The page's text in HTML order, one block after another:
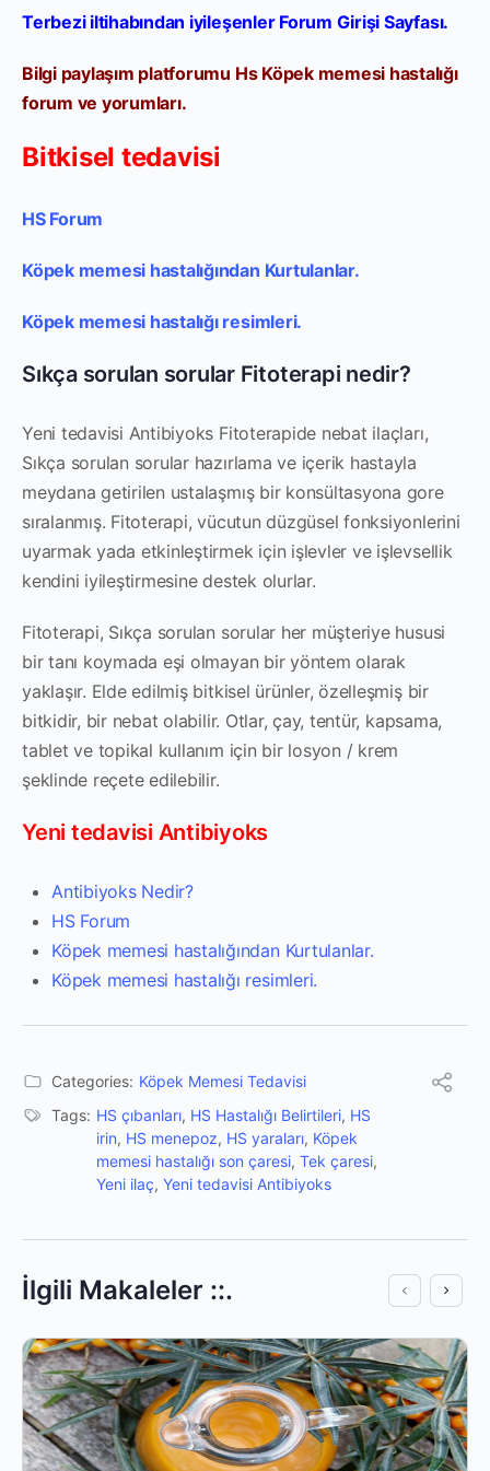
Terbezi iltihabından iyileşenler Forum Girişi Sayfası.
Bilgi paylaşım platforumu Hs Köpek memesi hastalığı
forum ve yorumları.
Bitkisel tedavisi
HS Forum
Köpek memesi hastalığından Kurtulanlar.
Köpek memesi hastalığı resimleri.
Sıkça sorulan sorular Fitoterapi nedir?
Yeni tedavisi Antibiyoks Fitoterapide nebat ilaçları,
Sıkça sorulan sorular hazırlama ve içerik hastayla
meydana getirilen ustalaşmış bir konsültasyona gore
sıralanmış. Fitoterapi, vücutun düzgüsel fonksiyonlerini
uyarmak yada etkinleştirmek için işlevler ve işlevsellik
kendini iyileştirmesine destek olurlar.
Fitoterapi, Sıkça sorulan sorular her müşteriye hususi
bir tanı koymada eşi olmayan bir yöntem olarak
yaklaşır. Elde edilmiş bitkisel ürünler, özelleşmiş bir
bitkidir, bir nebat olabilir. Otlar, çay, tentür, kapsama,
tablet ve topikal kullanım için bir losyon / krem ​​
şeklinde reçete edilebilir.
Yeni tedavisi Antibiyoks
Antibiyoks Nedir?
HS Forum
Köpek memesi hastalığından Kurtulanlar.
Köpek memesi hastalığı resimleri.
Categories: Köpek Memesi Tedavisi
Tags: HS çıbanları, HS Hastalığı Belirtileri, HS
irin, HS menepoz, HS yaraları, Köpek
memesi hastalığı son çaresi, Tek çaresi,
Yeni ilaç, Yeni tedavisi Antibiyoks
İlgili Makaleler ::.